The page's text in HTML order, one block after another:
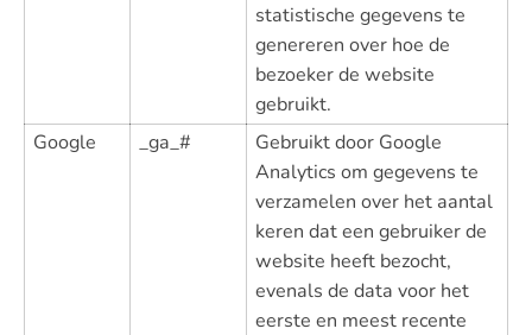
statistische gegevens te
genereren over hoe de
bezoeker de website
gebruikt.
Google
_ga_#
Gebruikt door Google
Analytics om gegevens te
verzamelen over het aantal
keren dat een gebruiker de
website heeft bezocht,
evenals de data voor het
eerste en meest recente